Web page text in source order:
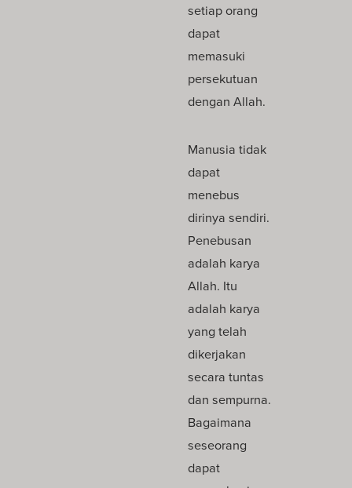
setiap orang
dapat
memasuki
persekutuan
dengan Allah.
Manusia tidak
dapat
menebus
dirinya sendiri.
Penebusan
adalah karya
Allah. Itu
adalah karya
yang telah
dikerjakan
secara tuntas
dan sempurna.
Bagaimana
seseorang
dapat